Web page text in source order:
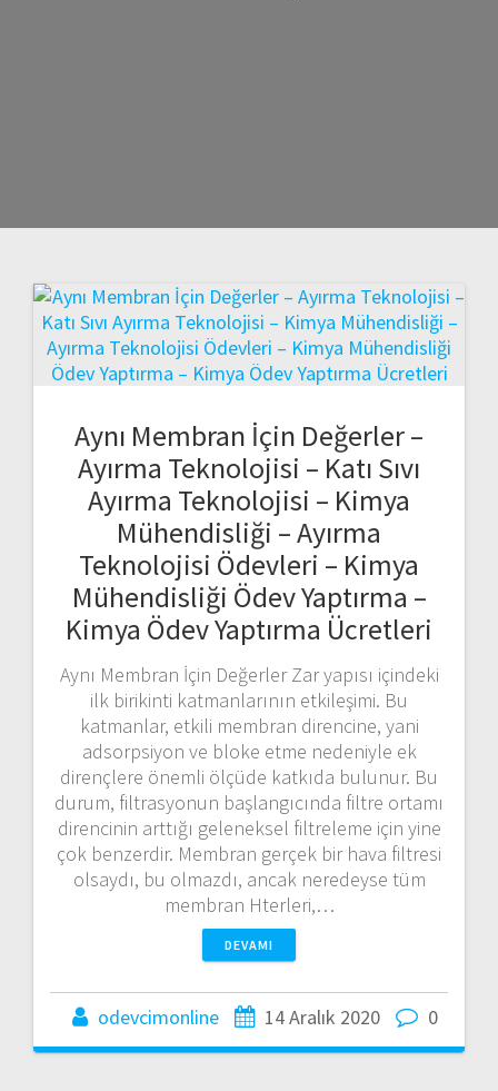
Aynı Membran İçin Değerler –
Ayırma Teknolojisi – Katı Sıvı
Ayırma Teknolojisi – Kimya
Mühendisliği – Ayırma
Teknolojisi Ödevleri – Kimya
Mühendisliği Ödev Yaptırma –
Kimya Ödev Yaptırma Ücretleri
Aynı Membran İçin Değerler Zar yapısı içindeki
ilk birikinti katmanlarının etkileşimi. Bu
katmanlar, etkili membran direncine, yani
adsorpsiyon ve bloke etme nedeniyle ek
dirençlere önemli ölçüde katkıda bulunur. Bu
durum, filtrasyonun başlangıcında filtre ortamı
direncinin arttığı geleneksel filtreleme için yine
çok benzerdir. Membran gerçek bir hava filtresi
olsaydı, bu olmazdı, ancak neredeyse tüm
membran Hterleri,…
DEVAMI
odevcimonline 14 Aralık 2020 0